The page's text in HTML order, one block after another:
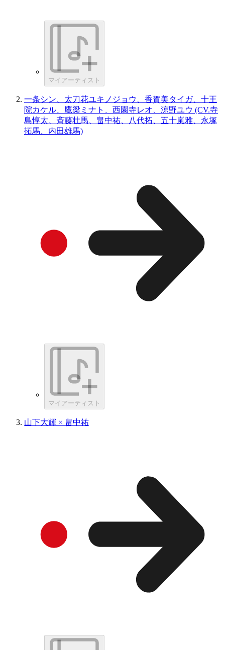
マイアーティスト
一条シン、太刀花ユキノジョウ、香賀美タイガ、十王
院カケル、鷹梁ミナト、西園寺レオ、涼野ユウ (CV.寺
島惇太、斉藤壮馬、畠中祐、八代拓、五十嵐雅、永塚
拓馬、内田雄馬)
マイアーティスト
山下大輝 × 畠中祐